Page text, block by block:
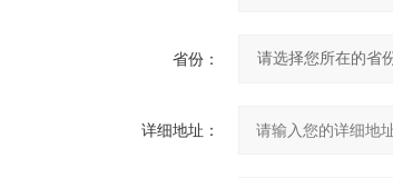
省份：
详细地址：